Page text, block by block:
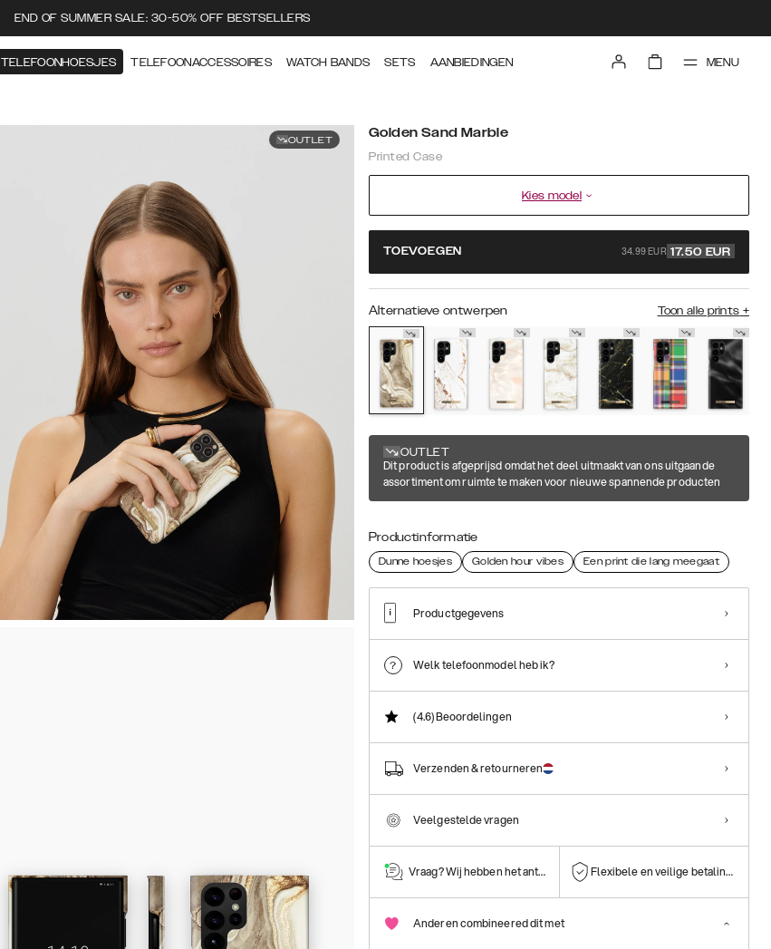
END OF SUMMER SALE: 30-50% OFF BESTSELLERS
TELEFOONHOESJES TELEFOONACCESSOIRES WATCH BANDS SETS AANBIEDINGEN MENU
OUTLET Golden Sand Marble
Printed Case
Kies model
TOEVOEGEN 34.99 EUR 17.50 EUR
Alternatieve ontwerpen Toon alle prints +
OUTLET
Dit product is afgeprijsd omdat het deel uitmaakt van ons uitgaande
assortiment om ruimte te maken voor nieuwe spannende producten
Productinformatie
Dunne hoesjes Golden hour vibes Een print die lang meegaat
Productgegevens
Welk telefoonmodel heb ik?
(4.6)Beoordelingen
Verzenden & retourneren
Veelgestelde vragen
Vraag? Wij hebben het antwoord! Flexibele en veilige betalingen
Anderen combineered dit met